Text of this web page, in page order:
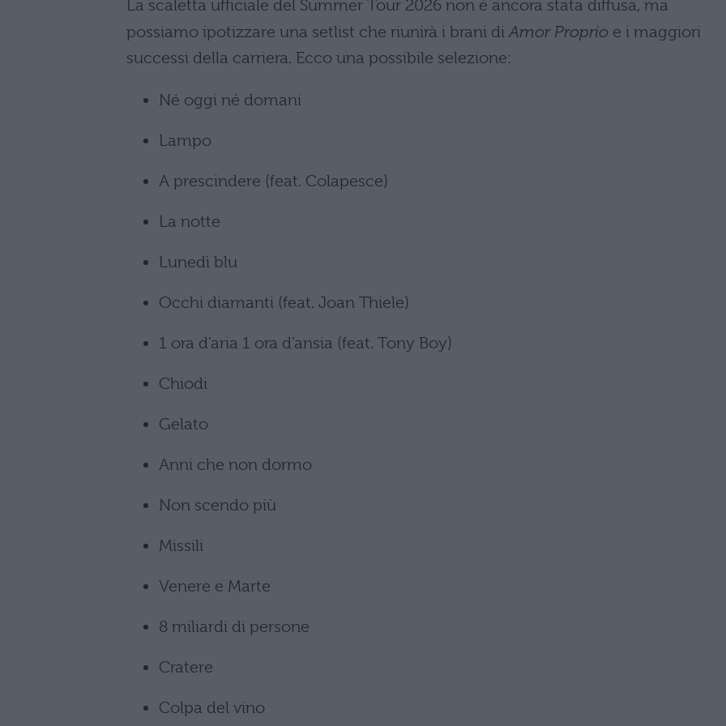
La scaletta ufficiale del Summer Tour 2026 non è ancora stata diffusa, ma
possiamo ipotizzare una setlist che riunirà i brani diAmor Proprio e i maggiori
successi della carriera. Ecco una possibile selezione:
Né oggi né domani
Lampo
A prescindere (feat. Colapesce)
La notte
Lunedì blu
Occhi diamanti (feat. Joan Thiele)
1 ora d’aria 1 ora d’ansia (feat. Tony Boy)
Chiodi
Gelato
Anni che non dormo
Non scendo più
Missili
Venere e Marte
8 miliardi di persone
Cratere
Colpa del vino